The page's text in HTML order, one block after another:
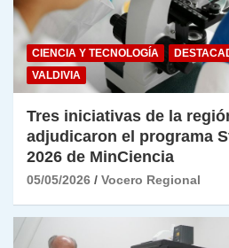
CIENCIA Y TECNOLOGÍA
VALDIVIA
Tres iniciativas de la
adjudicaron el programa
2026 de MinCiencia
05/05/2026 Vocero Regional